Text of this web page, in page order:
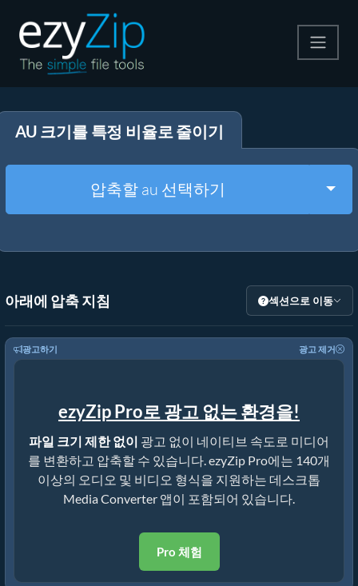
압축 해제
기타 도구
AU 크기를 특정 비율로 줄이기
압축할 au 선택하기
아래에 압축 지침 섹션으로 이동
광고하기 광고 제거
ezyZip Pro로 광고 없는 환경을!
파일 크기 제한 없이 광고 없이 네이티브 속도로 미디어
를 변환하고 압축할 수 있습니다. ezyZip Pro에는 140개
이상의 오디오 및 비디오 형식을 지원하는 데스크톱
Media Converter 앱이 포함되어 있습니다.
Pro 체험